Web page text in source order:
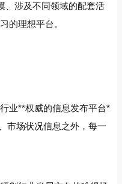
、涉及不同领域的配套活
的理想平台。
业**权威的信息发布平台*
市场状况信息之外，每一